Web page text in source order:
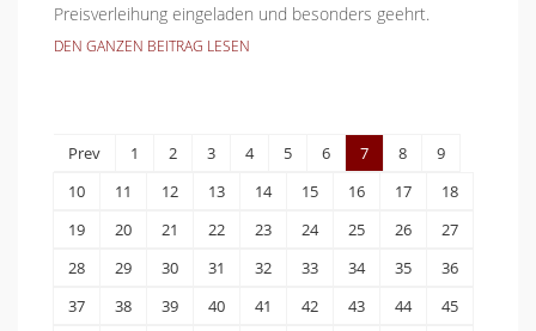
Preisverleihung eingeladen und besonders geehrt.
DEN GANZEN BEITRAG LESEN
Prev 1 2 3 4 5 6 7 8
9
10
11 12 13 14 15 16 17
18
19
20 21 22 23 24 25 26
27
28
29 30 31 32 33 34 35
36
37
38 39 40 41 42 43 44
45